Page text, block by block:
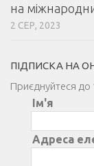
на
2 СЕР, 2023
ПІДПИСКА НА
Приєднуйтеся до
Ім'я
Адреса